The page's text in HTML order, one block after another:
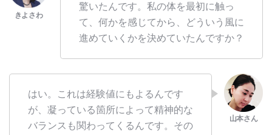
驚いたんです。私の体を最初に触っ
て、何かを感じてから、どういう風に
進めていくかを決めていたんですか？
はい。これは経験値にもよるんです
が、凝っている箇所によって精神的な
バランスも関わってくるんです。その